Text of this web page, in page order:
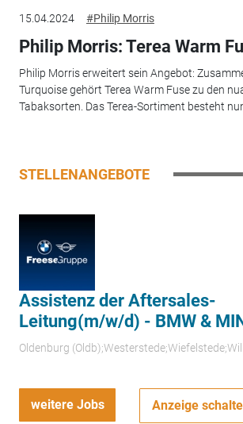
15.04.2024 #Philip Morris
Philip Morris: Terea Warm
Philip Morris erweitert sein Angebot:
Turquoise gehört Terea Warm Fuse zu den
Tabaksorten. Das Terea-Sortiment besteht nun
STELLENANGEBOTE
Assistenz der Aftersales-
Leitung(m/w/d) - BMW &
Oldenburg
weitere Jobs Anzeige